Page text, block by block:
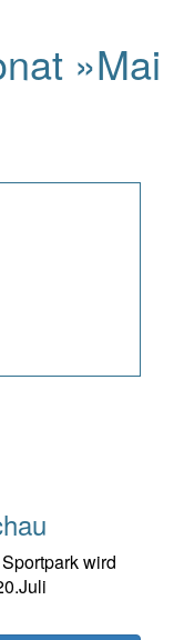
»Mai
wird